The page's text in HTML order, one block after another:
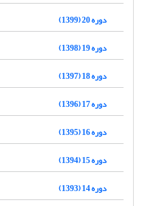
دوره 20 (1399)
دوره 19 (1398)
دوره 18 (1397)
دوره 17 (1396)
دوره 16 (1395)
دوره 15 (1394)
دوره 14 (1393)